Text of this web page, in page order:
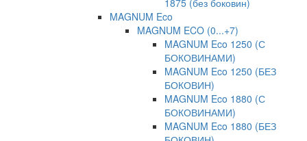
1875 (без боковин)
MAGNUM Eco
MAGNUM ECO (0...+7)
MAGNUM Eco 1250 (С
БОКОВИНАМИ)
MAGNUM Eco 1250 (БЕЗ
БОКОВИН)
MAGNUM Eco 1880 (С
БОКОВИНАМИ)
MAGNUM Eco 1880 (БЕЗ